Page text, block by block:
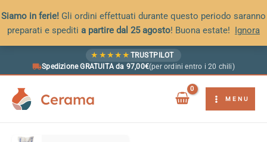
Siamo in ferie! Gli ordini effettuati durante questo periodo saranno
preparati e spediti a partire dal 25 agosto! Buona estate! Ignora
★ ★ ★ ★ ★ TRUSTPILOT
Spedizione GRATUITA da 97,00€(per ordini entro i 20 chili)
Cerama MENU